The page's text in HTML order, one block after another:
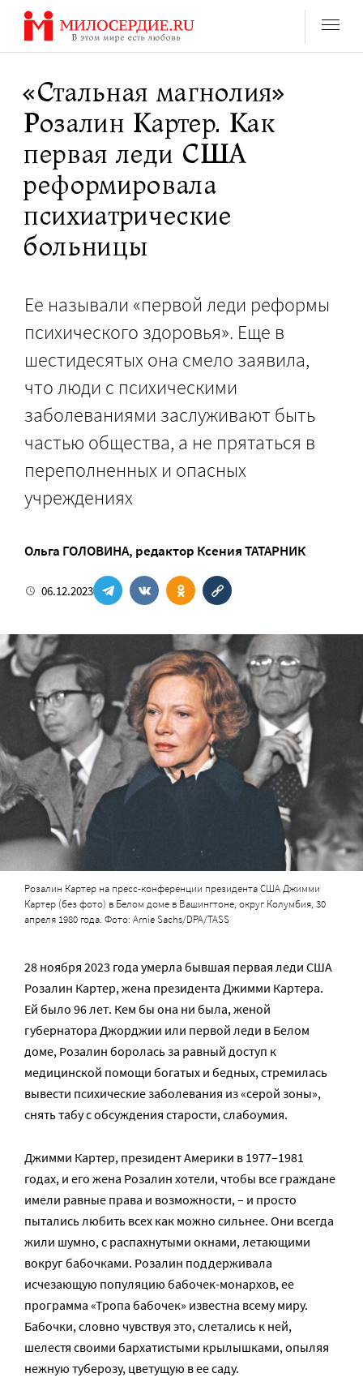
Перейти
содержанию
«Стальная магнолия»
Розалин Картер. Как
первая леди США
реформировала
психиатрические
больницы
Ее называли «первой леди реформы
психического здоровья». Еще в
шестидесятых она смело заявила,
что люди с психическими
заболеваниями заслуживают быть
частью общества, а не прятаться в
переполненных и опасных
учреждениях
Ольга ГОЛОВИНА, редактор Ксения ТАТАРНИК
06.12.2023
Розалин Картер на пресс-конференции президента США Джимми
Картер (без фото) в Белом доме в Вашингтоне, округ Колумбия, 30
апреля 1980 года. Фото: Arnie Sachs/DPA/TASS
28 ноября 2023 года умерла бывшая первая леди США
Розалин Картер, жена президента Джимми Картера.
Ей было 96 лет. Кем бы она ни была, женой
губернатора Джорджии или первой леди в Белом
доме, Розалин боролась за равный доступ к
медицинской помощи богатых и бедных, стремилась
вывести психические заболевания из «серой зоны»,
снять табу с обсуждения старости, слабоумия.
Джимми Картер, президент Америки в 1977–1981
годах, и его жена Розалин хотели, чтобы все граждане
имели равные права и возможности, – и просто
пытались любить всех как можно сильнее. Они всегда
жили шумно, с распахнутыми окнами, летающими
вокруг бабочками. Розалин поддерживала
исчезающую популяцию бабочек-монархов, ее
программа «Тропа бабочек» известна всему миру.
Бабочки, словно чувствуя это, слетались к ней,
шелестя своими бархатистыми крылышками, опыляя
нежную туберозу, цветущую в ее саду.